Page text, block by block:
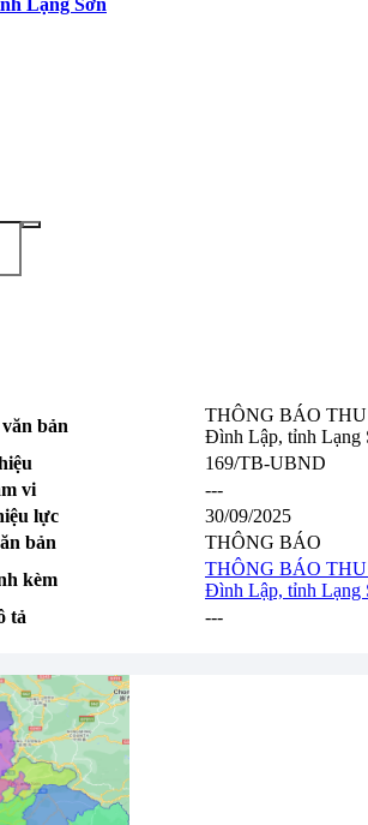
Lạng Sơn
bản
THÔNG BÁO THU
Đình Lập, tỉnh Lạng
169/TB-UBND
vi
---
lực
30/09/2025
bản
THÔNG BÁO
kèm
THÔNG BÁO THU
Đình Lập, tỉnh Lạng
tả
---